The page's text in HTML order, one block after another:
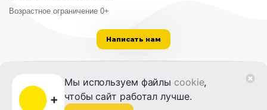
Мы используем файлы cookie,
чтобы сайт работал лучше.
Возрастное ограничение 0+
Написать нам
ООО «Институт развития кино и медиа»
Лицензия на образовательную деятельность
№ Л035-01215-72/00614094 от 30 августа
2022 г.